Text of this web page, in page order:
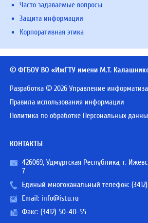
Часто задаваемые вопросы
Защита информации
Корпоративная этика
© ФГБОУ ВО «ИжГТУ имени М.Т.
Разработка © 2026 Управление
Правила использования информации
Политика по обработке Персональных
КОНТАКТЫ
426069, Удмуртская Республика, г.
7
Единый многоканальный телефон:
Email: info@istu.ru
Факс: (3412) 50-40-55